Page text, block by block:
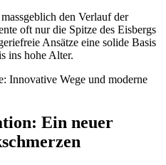
den Verlauf der
oft nur die Spitze des Eisbergs
Ansätze eine solide Basis
ins hohe Alter.
Ein neuer